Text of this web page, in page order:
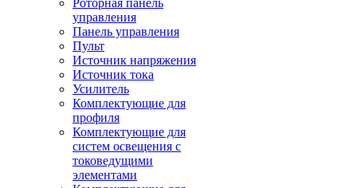
Роторная панель
управления
Панель управления
Пульт
Источник напряжения
Источник тока
Усилитель
Комплектующие для
профиля
Комплектующие для
систем освещения с
токоведущими
элементами